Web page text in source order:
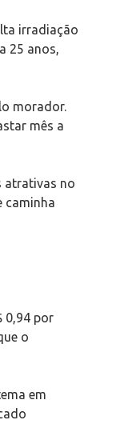
irradiação
25 anos,
morador.
mês a
atrativas no
caminha
0,94 por
o
em